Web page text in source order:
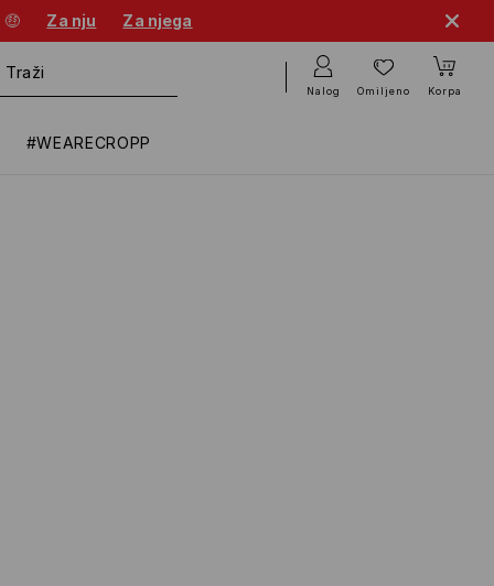
Za nju Za njega
#WEARECROPP
Nalog Omiljeno Korpa